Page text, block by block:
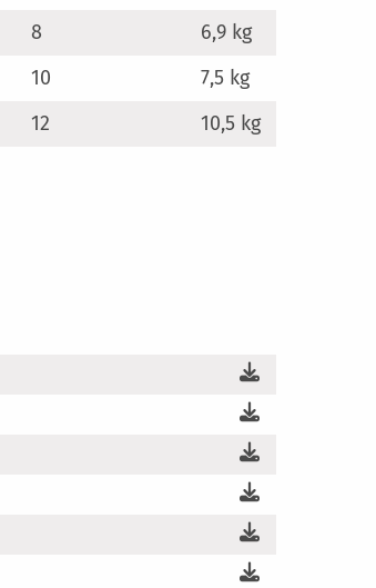
8
6,9 kg
10
7,5 kg
12 10,5 kg